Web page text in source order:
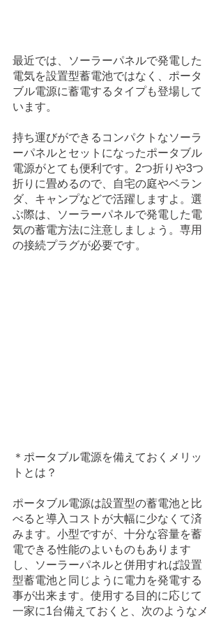
最近では、ソーラーパネルで発電した
電気を設置型蓄電池ではなく、ポータ
ブル電源に蓄電するタイプも登場して
います。
持ち運びができるコンパクトなソーラ
ーパネルとセットになったポータブル
電源がとても便利です。2つ折りや3つ
折りに畳めるので、自宅の庭やベラン
ダ、キャンプなどで活躍しますよ。選
ぶ際は、ソーラーパネルで発電した電
気の蓄電方法に注意しましょう。専用
の接続プラグが必要です。
＊ポータブル電源を備えておくメリッ
トとは？
ポータブル電源は設置型の蓄電池と比
べると導入コストが大幅に少なくて済
みます。小型ですが、十分な容量を蓄
電できる性能のよいものもあります
し、ソーラーパネルと併用すれば設置
型蓄電池と同じように電力を発電する
事が出来ます。使用する目的に応じて
一家に1台備えておくと、次のようなメ